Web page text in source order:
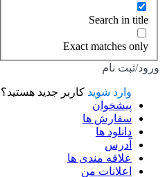
Search in title
Exact matches only
ورود/ثبت نام
وارد شوید کاربر جدید هستید؟
پیشخوان
سفارش ها
دانلود ها
آدرس
علاقه مندی ها
اعلانات من